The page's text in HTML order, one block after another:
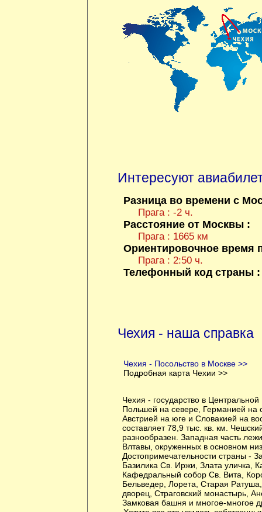
Интересуют
Разница во времени с
Прага : -2 ч.
Расстояние от Москвы :
Прага : 1665 км
Ориентировочное время
Прага : 2:50 ч.
Телефонный код страны
Чехия - наша справка
Чехия - Посольство в Москве >>
Подробная карта Чехии >>
Чехия - государство в
Польшей на севере, Германией на
Австрией на юге и Словакией на
составляет 78,9 тыс. кв. км.
разнообразен. Западная часть
Влтавы, окруженных в основном
Достопримечательности страны -
Базилика Св. Иржи, Злата уличка,
Кафедральный собор Св. Вита,
Бельведер, Лорета, Старая
дворец, Страговский монастырь,
Замковая башня и многое-многое